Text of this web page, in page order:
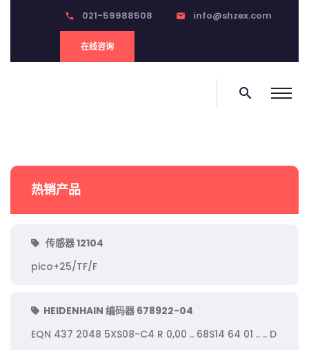
phone 021-59988508 email info@shzex.com
在线咨询
search
热销产品
传感器 12104
pico+25/TF/F
HEIDENHAIN 编码器 678922-04
EQN 437 2048 5XS08-C4 R 0,00 .. 68S14 64 01 .. .. D